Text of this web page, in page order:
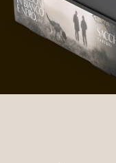
LA TRUFFE
CONTACT
REJOIGNEZ NOUS